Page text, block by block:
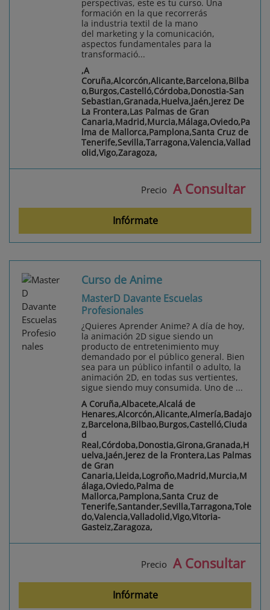
perspectivas, este es tu curso. Una
formación en la que recorrerás
la industria textil de la mano
del marketing y la comunicación,
aspectos fundamentales para la
transformació...
,A
Coruña,Alcorcón,Alicante,Barcelona,Bilba
o,Burgos,Castelló,Córdoba,Donostia-San
Sebastian,Granada,Huelva,Jaén,Jerez De
La Frontera,Las Palmas de Gran
Canaria,Madrid,Murcia,Málaga,Oviedo,Pa
lma de Mallorca,Pamplona,Santa Cruz de
Tenerife,Sevilla,Tarragona,Valencia,Vallad
olid,Vigo,Zaragoza,
Precio A Consultar
Infórmate
Curso de Anime
MasterD Davante Escuelas
Profesionales
¿Quieres Aprender Anime? A día de hoy,
la animación 2D sigue siendo un
producto de entretenimiento muy
demandado por el público general. Bien
sea para un público infantil o adulto, la
animación 2D, en todas sus vertientes,
sigue siendo muy consumida. Uno de ...
A Coruña,Albacete,Alcalá de
Henares,Alcorcón,Alicante,Almería,Badajo
z,Barcelona,Bilbao,Burgos,Castelló,Ciuda
d
Real,Córdoba,Donostia,Girona,Granada,H
uelva,Jaén,Jerez de la Frontera,Las Palmas
de Gran
Canaria,Lleida,Logroño,Madrid,Murcia,M
álaga,Oviedo,Palma de
Mallorca,Pamplona,Santa Cruz de
Tenerife,Santander,Sevilla,Tarragona,Tole
do,Valencia,Valladolid,Vigo,Vitoria-
Gasteiz,Zaragoza,
Precio A Consultar
Infórmate